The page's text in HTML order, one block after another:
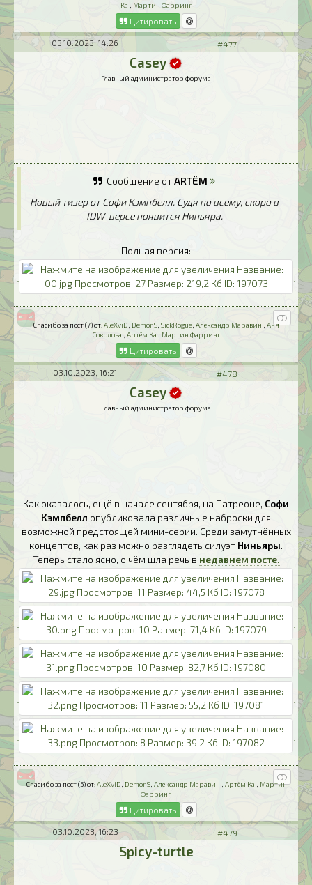
Ка
Мартин Фарринг
Цитировать
03.10.2023, 14:26 #477
Casey
Главный администратор форума
Сообщение отARTЁM
Новый тизер от Софи Кэмпбелл. Судя по всему, скоро в
IDW-версе появится Ниньяра.
Полная версия:
Спасибо за пост (7) от:AleXviD DemonS SickRogue Александр Маравин
Аня
Соколова
Артём Ка Мартин Фарринг
Цитировать
03.10.2023, 16:21 #478
Casey
Главный администратор форума
Как оказалось, ещё в начале сентября, на Патреоне, Софи
Кэмпбелл опубликовала различные наброски для
возможной предстоящей мини-серии. Среди замутнённых
концептов, как раз можно разглядеть силуэт Ниньяры.
Теперь стало ясно, о чём шла речь в недавнем посте.
Спасибо за пост (5) от: AleXviD DemonS, Александр Маравин Артём Ка
Мартин
Фарринг
Цитировать
03.10.2023, 16:23 #479
Spicy-turtle